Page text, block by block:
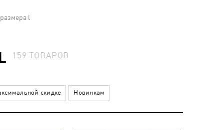
l
159ТОВАРОВ
скидке Новинкам